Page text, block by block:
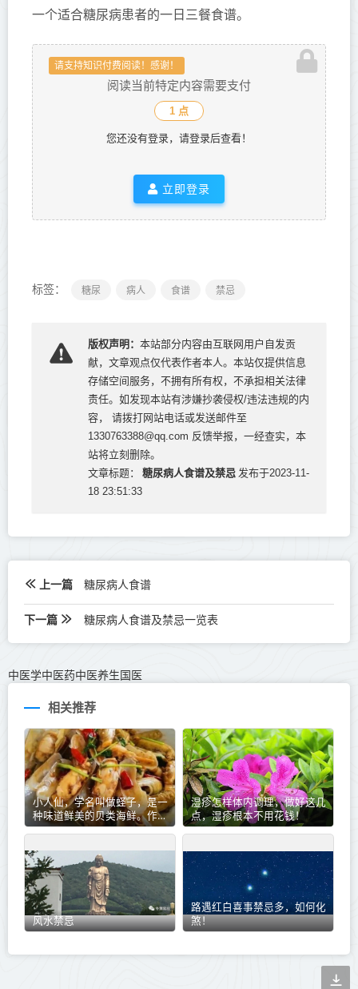
一个适合糖尿病患者的一日三餐食谱。
请支持知识付费阅读！感谢！
阅读当前特定内容需要支付
1 点
您还没有登录，请登录后查看！
立即登录
标签： 糖尿 病人 食谱 禁忌
版权声明： 本站部分内容由互联网用户自发贡
献，文章观点仅代表作者本人。本站仅提供信息
存储空间服务，不拥有所有权，不承担相关法律
责任。如发现本站有涉嫌抄袭侵权/违法违规的内
容， 请拨打网站电话或发送邮件至
1330763388@qq.com 反馈举报，一经查实，本
站将立刻删除。
文章标题：
糖尿病人食谱及禁忌 发布于2023-11-
18 23:51:33
上一篇 糖尿病人食谱
下一篇 糖尿病人食谱及禁忌一览表
中医学中医药中医养生国医
相关推荐
小人仙，学名叫做蛏子，是一
种味道鲜美的贝类海鲜。作为
一名大厨，我可以为你分享一
湿疹怎样体内调理，做好这几
点，湿疹根本不用花钱！
风水禁忌
路遇红白喜事禁忌多，如何化
煞！